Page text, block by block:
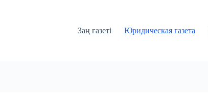
Заң газеті
Юридическая газета